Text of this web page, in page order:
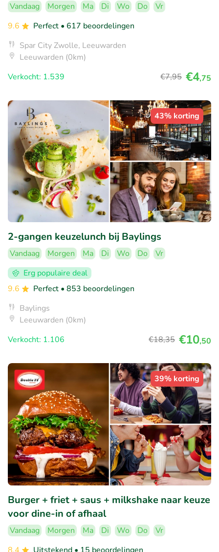
Vandaag Morgen Ma Di Wo Do
Vr
9.6
Perfect • 617 beoordelingen
Spar City Zwolle, Leeuwarden
Leeuwarden (0km)
Verkocht: 1.539
€7,95 €4,75
43% korting
2-gangen keuzelunch bij Baylings
Vandaag Morgen Ma Di Wo Do
Vr
Erg populaire deal
9.6
Perfect • 853 beoordelingen
Baylings
Leeuwarden (0km)
Verkocht: 1.106
€18,35 €10,50
39% korting
Burger + friet + saus + milkshake naar keuze
voor dine-in of afhaal
Vandaag Morgen Ma Di Wo Do
Vr